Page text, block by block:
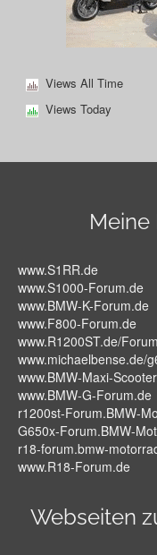
Views All Time
Views Today
Meine
www.S1RR.de
www.S1000-Forum.de
www.BMW-K-Forum.de
www.F800-Forum.de
www.R1200ST.de/
www.michaelbense.de/
www.BMW-Maxi-
www.BMW-G-Forum.de
r1200st-Forum.BMW-
G650x-Forum.BMW-
r18-forum.bmw-
www.R18-Forum.de
Webseiten